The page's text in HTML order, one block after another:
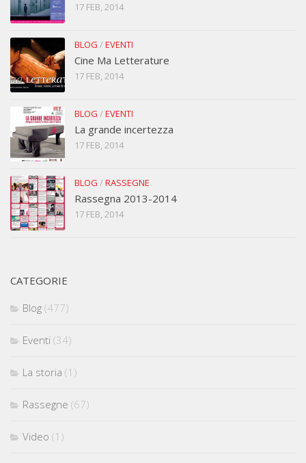
17 FEB, 2014
BLOG /EVENTI
Cine Ma Letterature
17 FEB, 2014
BLOG /EVENTI
La grande incertezza
17 FEB, 2014
BLOG /RASSEGNE
Rassegna 2013-2014
17 FEB, 2014
CATEGORIE
Blog (477)
Eventi (34)
La storia (1)
Rassegne (67)
Video (1)